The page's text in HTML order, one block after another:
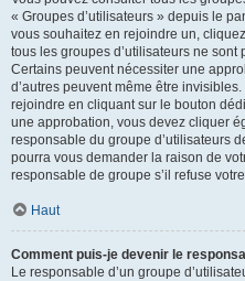
« Groupes d’utilisateurs » depuis le
vous souhaitez en rejoindre un,
tous les groupes d’utilisateurs ne
Certains peuvent nécessiter une
d’autres peuvent même être
rejoindre en cliquant sur le bouton
une approbation, vous devez cliquer
responsable du groupe d’utilisateurs
pourra vous demander la raison de
responsable de groupe s’il refuse
Haut
Comment puis-je devenir le
Le responsable d’un groupe